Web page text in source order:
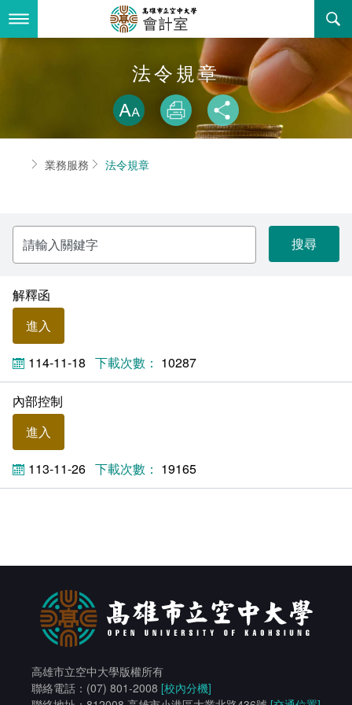
到
要
內
組織職掌
聯絡資訊
諮詢信箱
業務服務
法令規章
常見問答
相關連結
書表下載
法令規章
略過字型切
放大
列印 分享
首頁業務服務 法令規章
請
輸
入
關
字
解釋函
進入
114-11-18 10287
內部控制
進入
113-11-26 19165
高雄市立空中大學版權所有
聯絡電話：(07) 801-2008 [校內分機]